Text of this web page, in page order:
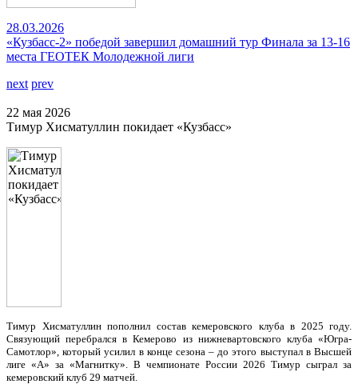
28.03.2026
«Кузбасс-2» победой завершил домашний тур Финала за 13-16
места ГЕОТЕК Молодежной лиги
next prev
22 мая 2026
Тимур Хисматуллин покидает «Кузбасс»
Тимур Хисматуллин пополнил состав кемеровского клуба в 2025 году.
Связующий перебрался в Кемерово из нижневартовского клуба «Югра-
Самотлор», который усилил в конце сезона – до этого выступал в Высшей
лиге «А» за «Магнитку». В чемпионате России 2026 Тимур сыграл за
кемеровский клуб 29 матчей.